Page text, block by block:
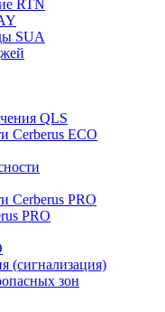
RTN
SUA
QLS
Cerberus ECO
Cerberus PRO
PRO
(сигнализация)
зон